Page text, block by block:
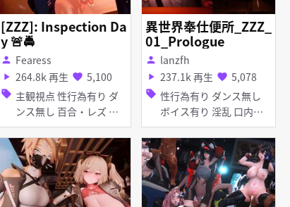
[ZZZ]: Inspection Da
y 🚨🚔
person Fearess
play_arrow 264.8k 再生 favorite 5,100
sell 主観視点 性行為有り ダ
ンス無し 百合・レズ 淫
乱 ふたなり タイツ・ス
トッキング アヘ顔 お漏
らし・潮吹き 素股 種付
けプレス 手コキ フェラ
異世界奉仕便所_ZZZ_
01_Prologue
person lanzfh
play_arrow 237.1k 再生 favorite 5,078
sell 性行為有り ダンス無し
ボイス有り 淫乱 口内射
精 ディープスロート フ
ェラ 乱交